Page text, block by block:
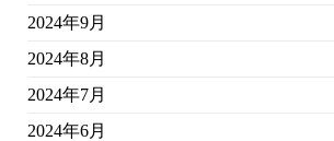
2024年9月
2024年8月
2024年7月
2024年6月